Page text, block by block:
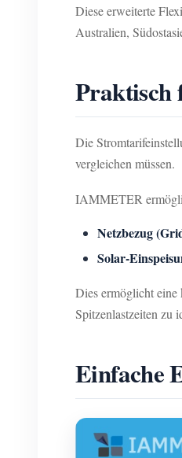
Diese erweiterte
Australien,
Praktisch
Die
vergleichen müssen.
IAMMETER
Netzbezug
Solar-
Dies ermöglicht
Spitzenlastzeiten zu
Einfache